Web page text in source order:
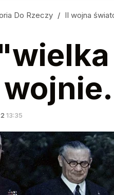
Do Rzeczy / II wojna
13:35